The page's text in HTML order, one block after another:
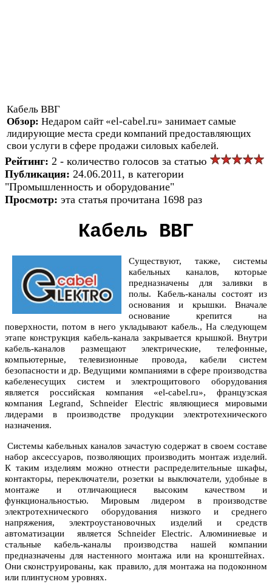
Кабель ВВГ
Обзор: Недаром сайт «el-cabel.ru» занимает самые
лидирующие места среди компаний предоставляющих
свои услуги в сфере продажи силовых кабелей.
Рейтинг: 2 - количество голосов за статью
Публикация: 24.06.2011, в категории
"Промышленность и оборудование"
Просмотр: эта статья прочитана 1698 раз
Кабель ВВГ
Существуют, также, системы
кабельных каналов, которые
предназначены для заливки в
полы. Кабель-каналы состоят из
основания и крышки. Вначале
основание крепится на
поверхности, потом в него укладывают кабель., На следующем
этапе конструкция кабель-канала закрывается крышкой. Внутри
кабель-каналов размещают электрические, телефонные,
компьютерные, телевизионные провода, кабели систем
безопасности и др. Ведущими компаниями в сфере производства
кабеленесущих систем и электрощитового оборудования
является российская компания «el-cabel.ru», французская
компания Legrand, Schneider Electric являющиеся мировыми
лидерами в производстве продукции электротехнического
назначения.
Системы кабельных каналов зачастую содержат в своем составе
набор аксессуаров, позволяющих производить монтаж изделий.
К таким изделиям можно отнести распределительные шкафы,
контакторы, переключатели, розетки ы выключатели, удобные в
монтаже и отличающиеся высоким качеством и
функциональностью. Мировым лидером в производстве
электротехнического оборудования низкого и среднего
напряжения, электроустановочных изделий и средств
автоматизации является Schneider Electric. Алюминиевые и
стальные кабель-каналы производства нашей компании
предназначены для настенного монтажа или на кронштейнах.
Они сконструированы, как правило, для монтажа на подоконном
или плинтусном уровнях.